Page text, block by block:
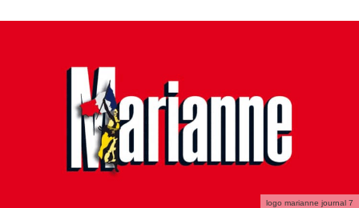
logo marianne journal 7